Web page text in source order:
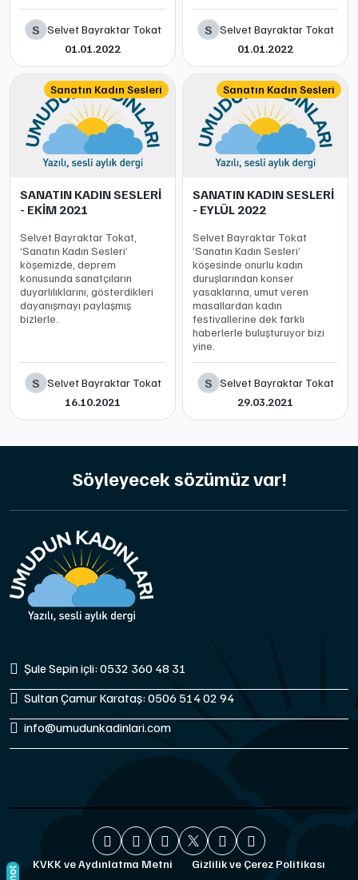
S Selvet Bayraktar Tokat
01.01.2022
S Selvet Bayraktar Tokat
01.01.2022
Sanatın Kadın Sesleri
SANATIN KADIN SESLERİ
- EKİM 2021
Selvet Bayraktar Tokat,
‘Sanatın Kadın Sesleri’
köşemizde, deprem
konusunda sanatçıların
duyarlılıklarını, gösterdikleri
dayanışmayı paylaşmış
bizlerle.
S Selvet Bayraktar Tokat
16.10.2021
Sanatın Kadın Sesleri
SANATIN KADIN SESLERİ
- EYLÜL 2022
Selvet Bayraktar Tokat
‘Sanatın Kadın Sesleri’
köşesinde onurlu kadın
duruşlarından konser
yasaklarına, umut veren
masallardan kadın
festivallerine dek farklı
haberlerle buluşturuyor bizi
yine.
S Selvet Bayraktar Tokat
29.03.2021
Söyleyecek sözümüz var!
Şule Sepin içli: 0532 360 48 31
Sultan Çamur Karataş: 0506 514 02 94
info@umudunkadinlari.com
KVKK ve Aydınlatma Metni Gizlilik ve Çerez Politikası